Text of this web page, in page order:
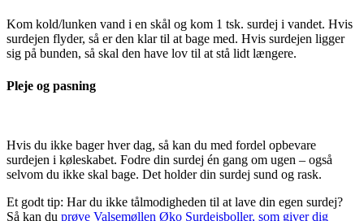
Kom kold/lunken vand i en skål og kom 1 tsk. surdej i vandet. Hvis
surdejen flyder, så er den klar til at bage med. Hvis surdejen ligger
sig på bunden, så skal den have lov til at stå lidt længere.
Pleje og pasning
Hvis du ikke bager hver dag, så kan du med fordel opbevare
surdejen i køleskabet. Fodre din surdej én gang om ugen – også
selvom du ikke skal bage. Det holder din surdej sund og rask.
Et godt tip: Har du ikke tålmodigheden til at lave din egen surdej?
Så kan du prøve Valsemøllen Øko Surdejsboller, som giver dig